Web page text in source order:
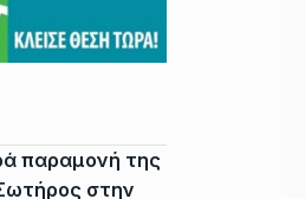
παραμονή της
στην